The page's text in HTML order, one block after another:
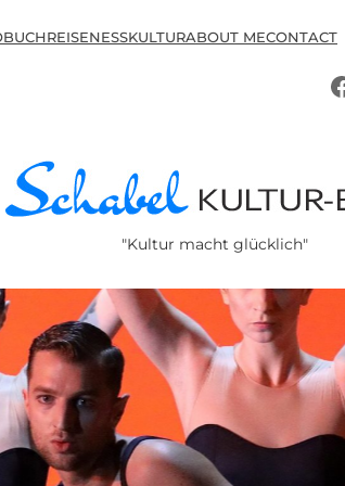
BUCHREISENESSKULTURABOUT MECONTACT
"Kultur macht glücklich"